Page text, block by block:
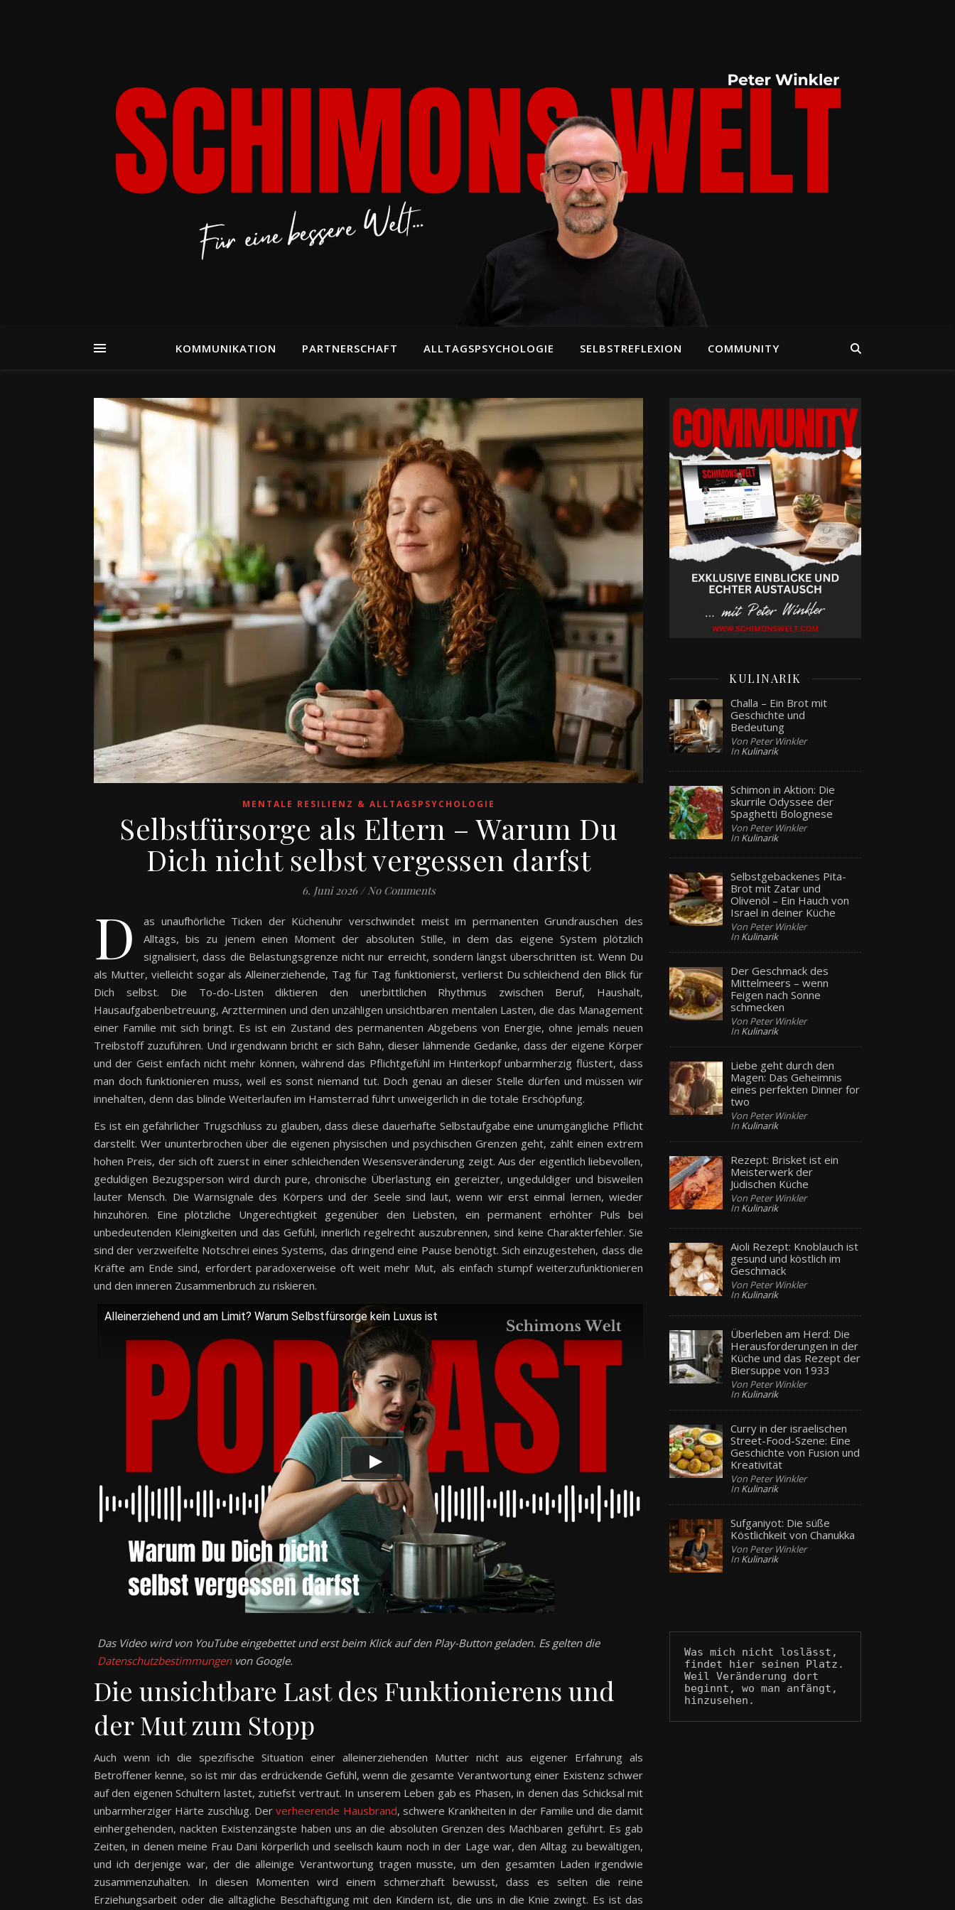
KOMMUNIKATION PARTNERSCHAFT ALLTAGSPSYCHOLOGIE SELBSTREFLEXION COMMUNITY
MENTALE RESILIENZ & ALLTAGSPSYCHOLOGIE
Selbstfürsorge als Eltern – Warum Du
Dich nicht selbst vergessen darfst
6. Juni 2026 / No Comments
D
as unaufhörliche Ticken der Küchenuhr verschwindet meist im permanenten Grundrauschen des
Alltags, bis zu jenem einen Moment der absoluten Stille, in dem das eigene System plötzlich
signalisiert, dass die Belastungsgrenze nicht nur erreicht, sondern längst überschritten ist. Wenn Du
als Mutter, vielleicht sogar als Alleinerziehende, Tag für Tag funktionierst, verlierst Du schleichend den Blick für
Dich selbst. Die To-do-Listen diktieren den unerbittlichen Rhythmus zwischen Beruf, Haushalt,
Hausaufgabenbetreuung, Arztterminen und den unzähligen unsichtbaren mentalen Lasten, die das Management
einer Familie mit sich bringt. Es ist ein Zustand des permanenten Abgebens von Energie, ohne jemals neuen
Treibstoff zuzuführen. Und irgendwann bricht er sich Bahn, dieser lähmende Gedanke, dass der eigene Körper
und der Geist einfach nicht mehr können, während das Pflichtgefühl im Hinterkopf unbarmherzig flüstert, dass
man doch funktionieren muss, weil es sonst niemand tut. Doch genau an dieser Stelle dürfen und müssen wir
innehalten, denn das blinde Weiterlaufen im Hamsterrad führt unweigerlich in die totale Erschöpfung.
Es ist ein gefährlicher Trugschluss zu glauben, dass diese dauerhafte Selbstaufgabe eine unumgängliche Pflicht
darstellt. Wer ununterbrochen über die eigenen physischen und psychischen Grenzen geht, zahlt einen extrem
hohen Preis, der sich oft zuerst in einer schleichenden Wesensveränderung zeigt. Aus der eigentlich liebevollen,
geduldigen Bezugsperson wird durch pure, chronische Überlastung ein gereizter, ungeduldiger und bisweilen
lauter Mensch. Die Warnsignale des Körpers und der Seele sind laut, wenn wir erst einmal lernen, wieder
hinzuhören. Eine plötzliche Ungerechtigkeit gegenüber den Liebsten, ein permanent erhöhter Puls bei
unbedeutenden Kleinigkeiten und das Gefühl, innerlich regelrecht auszubrennen, sind keine Charakterfehler. Sie
sind der verzweifelte Notschrei eines Systems, das dringend eine Pause benötigt. Sich einzugestehen, dass die
Kräfte am Ende sind, erfordert paradoxerweise oft weit mehr Mut, als einfach stumpf weiterzufunktionieren
und den inneren Zusammenbruch zu riskieren.
Alleinerziehend und am Limit? Warum Selbstfürsorge kein Luxus ist
Das Video wird von YouTube eingebettet und erst beim Klick auf den Play-Button geladen. Es gelten die
Datenschutzbestimmungenvon Google.
Die unsichtbare Last des Funktionierens und
der Mut zum Stopp
Auch wenn ich die spezifische Situation einer alleinerziehenden Mutter nicht aus eigener Erfahrung als
Betroffener kenne, so ist mir das erdrückende Gefühl, wenn die gesamte Verantwortung einer Existenz schwer
auf den eigenen Schultern lastet, zutiefst vertraut. In unserem Leben gab es Phasen, in denen das Schicksal mit
unbarmherziger Härte zuschlug. Derverheerende Hausbrand, schwere Krankheiten in der Familie und die damit
einhergehenden, nackten Existenzängste haben uns an die absoluten Grenzen des Machbaren geführt. Es gab
Zeiten, in denen meine Frau Dani körperlich und seelisch kaum noch in der Lage war, den Alltag zu bewältigen,
und ich derjenige war, der die alleinige Verantwortung tragen musste, um den gesamten Laden irgendwie
zusammenzuhalten. In diesen Momenten wird einem schmerzhaft bewusst, dass es selten die reine
Erziehungsarbeit oder die alltägliche Beschäftigung mit den Kindern ist, die uns in die Knie zwingt. Es ist das
KULINARIK
Challa – Ein Brot mit
Geschichte und
Bedeutung
Von Peter Winkler
In Kulinarik
Schimon in Aktion: Die
skurrile Odyssee der
Spaghetti Bolognese
Von Peter Winkler
In Kulinarik
Selbstgebackenes Pita-
Brot mit Zatar und
Olivenöl – Ein Hauch von
Israel in deiner Küche
Von Peter Winkler
In Kulinarik
Der Geschmack des
Mittelmeers – wenn
Feigen nach Sonne
schmecken
Von Peter Winkler
In Kulinarik
Liebe geht durch den
Magen: Das Geheimnis
eines perfekten Dinner for
two
Von Peter Winkler
In Kulinarik
Rezept: Brisket ist ein
Meisterwerk der
Jüdischen Küche
Von Peter Winkler
In Kulinarik
Aioli Rezept: Knoblauch ist
gesund und köstlich im
Geschmack
Von Peter Winkler
In Kulinarik
Überleben am Herd: Die
Herausforderungen in der
Küche und das Rezept der
Biersuppe von 1933
Von Peter Winkler
In Kulinarik
Curry in der israelischen
Street-Food-Szene: Eine
Geschichte von Fusion und
Kreativität
Von Peter Winkler
In Kulinarik
Sufganiyot: Die süße
Köstlichkeit von Chanukka
Von Peter Winkler
In Kulinarik
Was mich nicht loslässt,
findet hier seinen Platz.
Weil Veränderung dort
beginnt, wo man anfängt,
hinzusehen.